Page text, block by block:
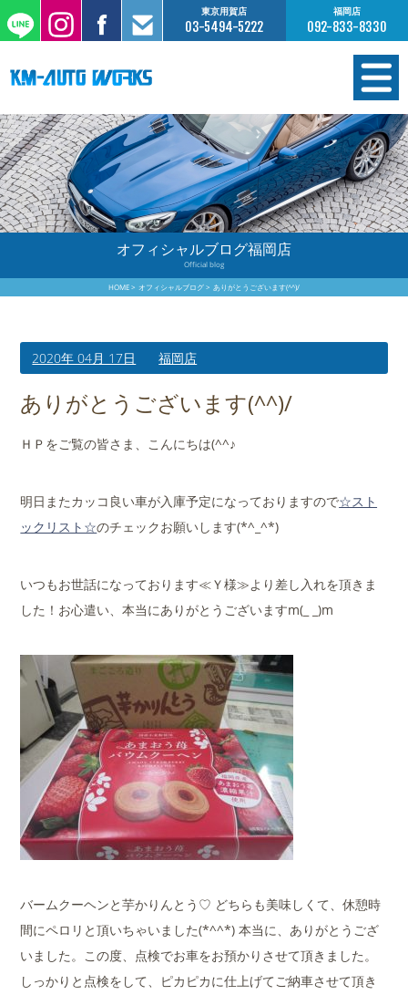
東京用賀店
03-5494-5222
福岡店
092-833-8330
在庫情報
オーダー販売
工場サービス
保証について
買取査定のご案内
店舗案内
会社概要
オフィシャルブログ福岡店
Official blog
HOME オフィシャルブログ ありがとうございます(^^)/
2020年 04月 17日 福岡店
ありがとうございます(^^)/
ＨＰをご覧の皆さま、こんにちは(^^♪
明日またカッコ良い車が入庫予定になっておりますので☆スト
ックリスト☆のチェックお願いします(*^_^*)
いつもお世話になっております≪Ｙ様≫より差し入れを頂きま
した！お心遣い、本当にありがとうございますm(_ _)m
バームクーヘンと芋かりんとう♡ どちらも美味しくて、休憩時
間にペロリと頂いちゃいました(*^^*) 本当に、ありがとうござ
いました。この度、点検でお車をお預かりさせて頂きました。
しっかりと点検をして、ピカピカに仕上げてご納車させて頂き